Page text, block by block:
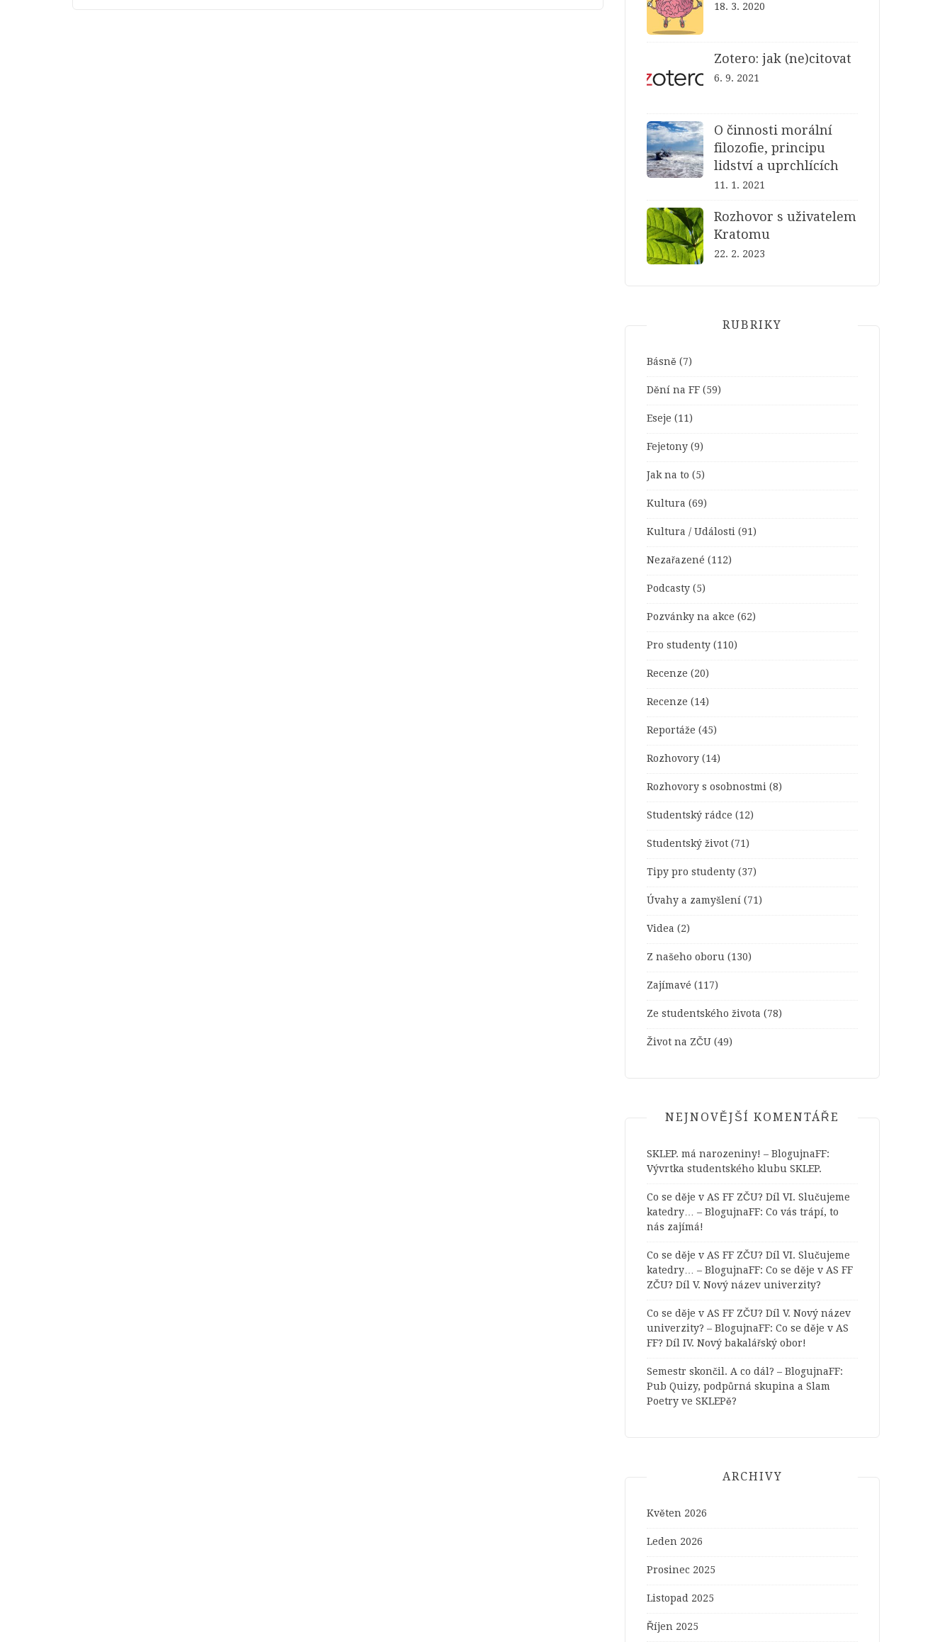
18. 3. 2020
Zotero: jak (ne)citovat
6. 9. 2021
O činnosti morální
filozofie, principu
lidství a uprchlících
11. 1. 2021
Rozhovor s uživatelem
Kratomu
22. 2. 2023
RUBRIKY
Básně (7)
Dění na FF (59)
Eseje (11)
Fejetony (9)
Jak na to (5)
Kultura (69)
Kultura / Události (91)
Nezařazené (112)
Podcasty (5)
Pozvánky na akce (62)
Pro studenty (110)
Recenze (20)
Recenze (14)
Reportáže (45)
Rozhovory (14)
Rozhovory s osobnostmi (8)
Studentský rádce (12)
Studentský život (71)
Tipy pro studenty (37)
Úvahy a zamyšlení (71)
Videa (2)
Z našeho oboru (130)
Zajímavé (117)
Ze studentského života (78)
Život na ZČU (49)
NEJNOVĚJŠÍ KOMENTÁŘE
SKLEP. má narozeniny! – BlogujnaFF:
Vývrtka studentského klubu SKLEP.
Co se děje v AS FF ZČU? Díl VI. Slučujeme
katedry… – BlogujnaFF: Co vás trápí, to
nás zajímá!
Co se děje v AS FF ZČU? Díl VI. Slučujeme
katedry… – BlogujnaFF: Co se děje v AS FF
ZČU? Díl V. Nový název univerzity?
Co se děje v AS FF ZČU? Díl V. Nový název
univerzity? – BlogujnaFF: Co se děje v AS
FF? Díl IV. Nový bakalářský obor!
Semestr skončil. A co dál? – BlogujnaFF:
Pub Quizy, podpůrná skupina a Slam
Poetry ve SKLEPě?
ARCHIVY
Květen 2026
Leden 2026
Prosinec 2025
Listopad 2025
Říjen 2025